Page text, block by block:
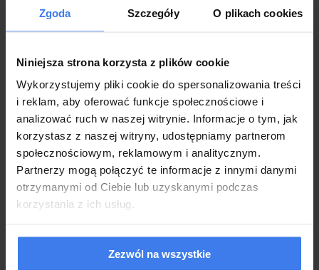
Zgoda Szczegóły O plikach cookies
Niniejsza strona korzysta z plików cookie
Wykorzystujemy pliki cookie do spersonalizowania treści
i reklam, aby oferować funkcje społecznościowe i
analizować ruch w naszej witrynie. Informacje o tym, jak
korzystasz z naszej witryny, udostępniamy partnerom
społecznościowym, reklamowym i analitycznym.
Partnerzy mogą połączyć te informacje z innymi danymi
otrzymanymi od Ciebie lub uzyskanymi podczas
korzystania z ich usług.
Zezwól na wszystkie